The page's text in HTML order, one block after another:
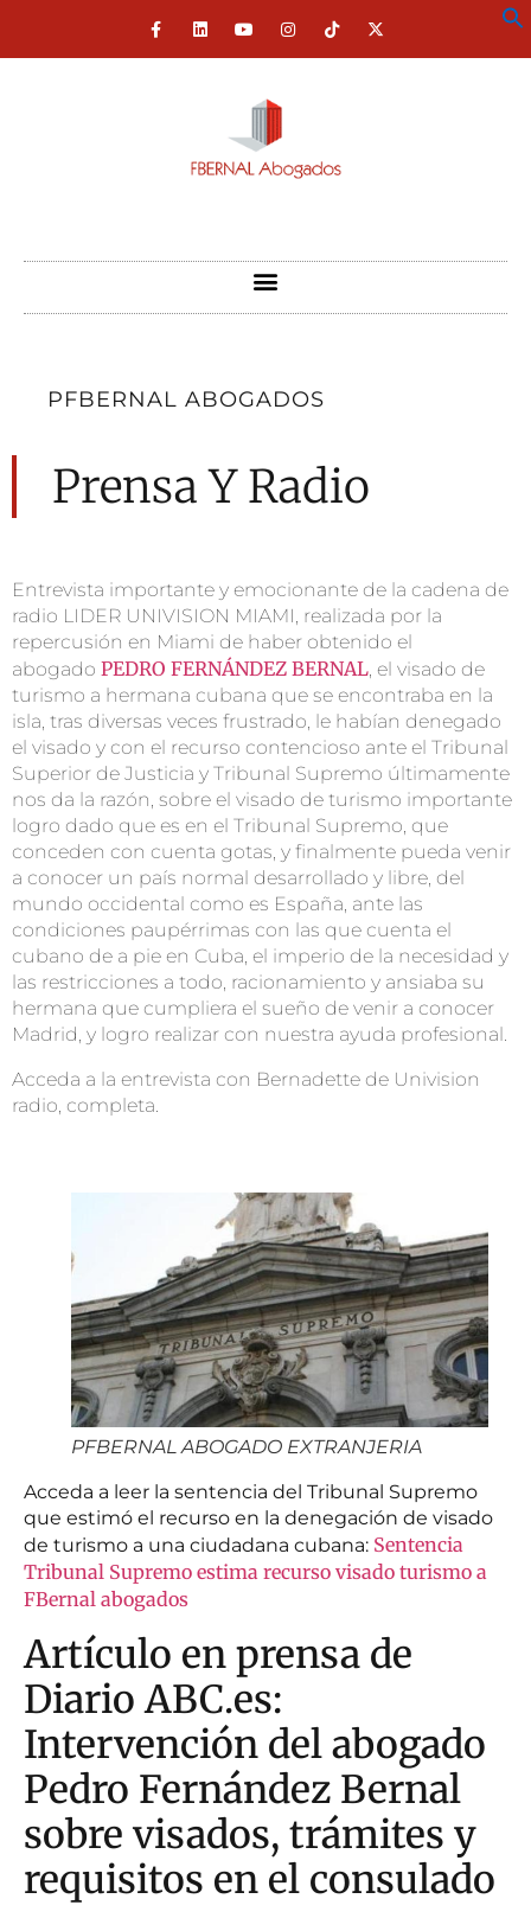
PFBERNAL ABOGADOS
Prensa Y Radio
Entrevista importante y emocionante de la cadena de
radio LIDER UNIVISION MIAMI, realizada por la
repercusión en Miami de haber obtenido el
abogado PEDRO FERNÁNDEZ BERNAL, el visado de
turismo a hermana cubana que se encontraba en la
isla, tras diversas veces frustrado, le habían denegado
el visado y con el recurso contencioso ante el Tribunal
Superior de Justicia y Tribunal Supremo últimamente
nos da la razón, sobre el visado de turismo importante
logro dado que es en el Tribunal Supremo, que
conceden con cuenta gotas, y finalmente pueda venir
a conocer un país normal desarrollado y libre, del
mundo occidental como es España, ante las
condiciones paupérrimas con las que cuenta el
cubano de a pie en Cuba, el imperio de la necesidad y
las restricciones a todo, racionamiento y ansiaba su
hermana que cumpliera el sueño de venir a conocer
Madrid, y logro realizar con nuestra ayuda profesional.
Acceda a la entrevista con Bernadette de Univision
radio, completa.
PFBERNAL ABOGADO EXTRANJERIA
Acceda a leer la sentencia del Tribunal Supremo
que estimó el recurso en la denegación de visado
de turismo a una ciudadana cubana: Sentencia
Tribunal Supremo estima recurso visado turismo a
FBernal abogados
Artículo en prensa de
Diario ABC.es:
Intervención del abogado
Pedro Fernández Bernal
sobre visados, trámites y
requisitos en el consulado